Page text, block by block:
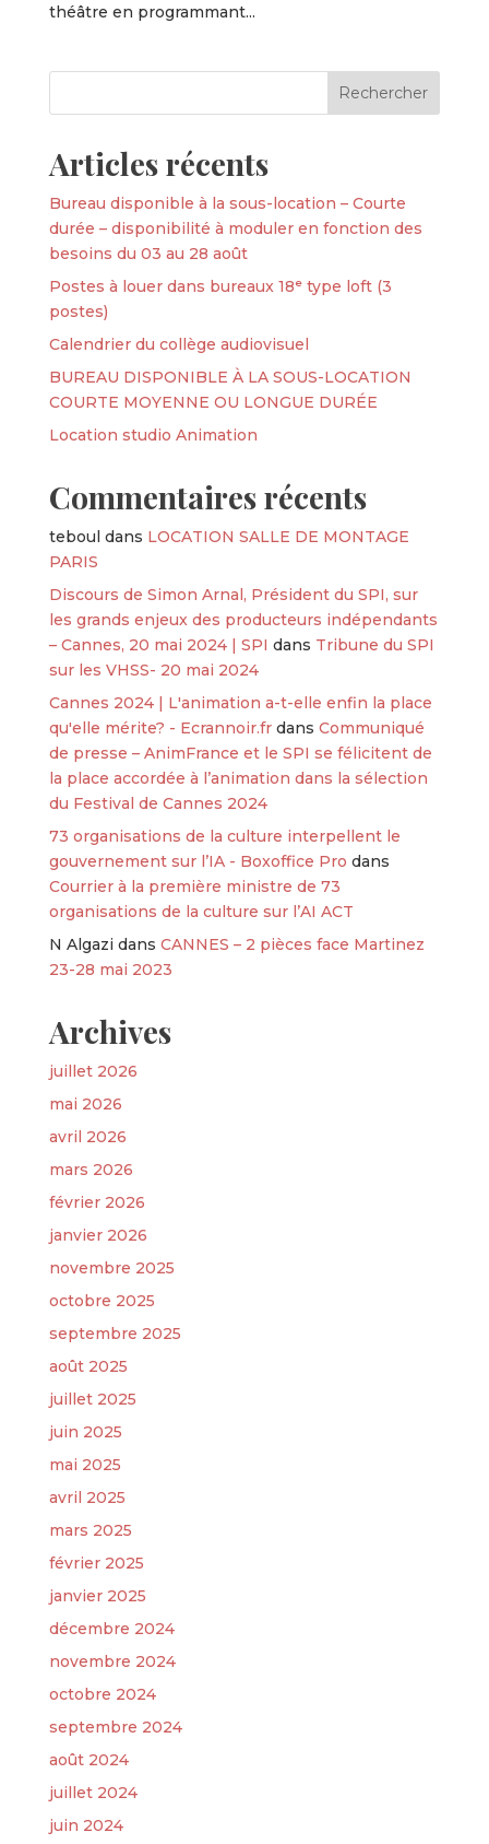
théâtre en programmant...
Articles récents
Bureau disponible à la sous-location – Courte
durée – disponibilité à moduler en fonction des
besoins du 03 au 28 août
Postes à louer dans bureaux 18ᵉ type loft (3
postes)
Calendrier du collège audiovisuel
BUREAU DISPONIBLE À LA SOUS-LOCATION
COURTE MOYENNE OU LONGUE DURÉE
Location studio Animation
Commentaires récents
teboul dans LOCATION SALLE DE MONTAGE
PARIS
Discours de Simon Arnal, Président du SPI, sur
les grands enjeux des producteurs indépendants
– Cannes, 20 mai 2024 | SPI dans Tribune du SPI
sur les VHSS- 20 mai 2024
Cannes 2024 | L'animation a-t-elle enfin la place
qu'elle mérite? - Ecrannoir.frdans Communiqué
de presse – AnimFrance et le SPI se félicitent de
la place accordée à l’animation dans la sélection
du Festival de Cannes 2024
73 organisations de la culture interpellent le
gouvernement sur l’IA - Boxoffice Pro dans
Courrier à la première ministre de 73
organisations de la culture sur l’AI ACT
N Algazi dans CANNES – 2 pièces face Martinez
23-28 mai 2023
Archives
juillet 2026
mai 2026
avril 2026
mars 2026
février 2026
janvier 2026
novembre 2025
octobre 2025
septembre 2025
août 2025
juillet 2025
juin 2025
mai 2025
avril 2025
mars 2025
février 2025
janvier 2025
décembre 2024
novembre 2024
octobre 2024
septembre 2024
août 2024
juillet 2024
juin 2024